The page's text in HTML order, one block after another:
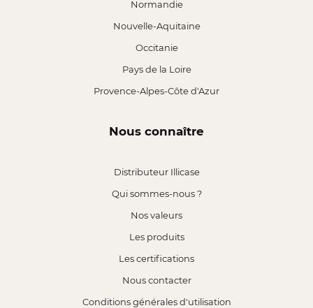
Normandie
Nouvelle-Aquitaine
Occitanie
Pays de la Loire
Provence-Alpes-Côte d'Azur
Nous connaître
Distributeur Illicase
Qui sommes-nous ?
Nos valeurs
Les produits
Les certifications
Nous contacter
Conditions générales d'utilisation